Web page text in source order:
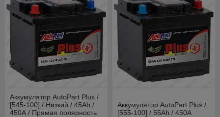
Аккумулятор AutoPart Plus /
[545-100] / Низкий / 45Ah /
450А / Прямая полярность
Аккумулятор AutoPart Plus /
[555-100] / 55Ah / 450А